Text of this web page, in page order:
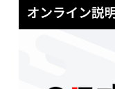
仕事について